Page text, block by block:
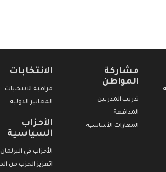
مشاركة
المواطن
‫تدريب المدربين‬
المدافعة
المهارات الأساسية
الانتخابات
مراقبة الانتخابات
المعايير الدولية
الأحزاب
السياسية
الأحزاب في البرلمان
Iتعزيز الحزب من الداخل